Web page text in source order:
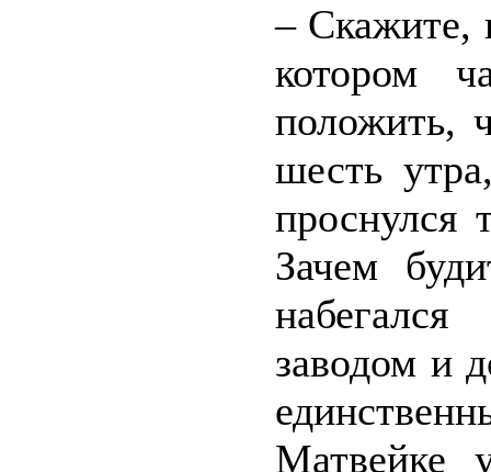
– Скажите,
котором
положить,
шесть
проснулся
Зачем
заводом и
Матвейке